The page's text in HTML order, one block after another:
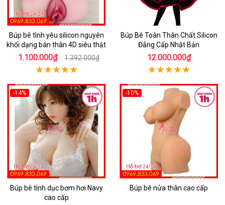
Búp bê tình yêu silicon nguyên
khối dạng bán thân 4D siêu thật
1.100.000₫ 1.392.000₫
Búp Bê Toàn Thân Chất Silicon
Đẳng Cấp Nhật Bản
12.000.000₫
-14%
Búp bê tình dục bơm hơi Navy
cao cấp
-10%
Búp bê nửa thân cao cấp